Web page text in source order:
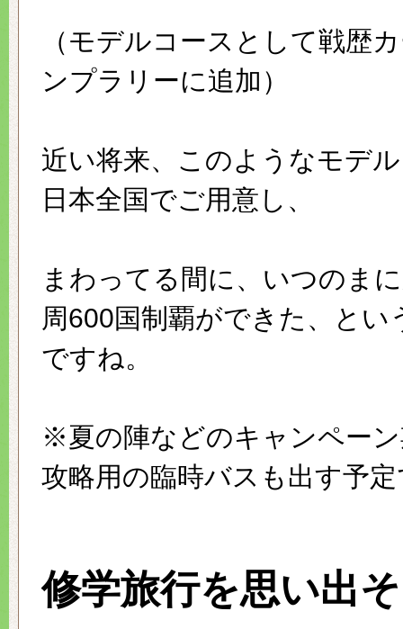
（モデルコースとして戦歴
ンプラリーに追加）
近い将来、このようなモデ
日本全国でご用意し、
まわってる間に、いつのま
周600国制覇ができた、とい
ですね。
※夏の陣などのキャンペー
攻略用の臨時バスも出す予
修学旅行を思い出